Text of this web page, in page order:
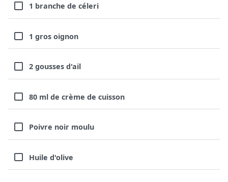
1 branche de céleri
1 gros oignon
2 gousses d'ail
80 ml de crème de cuisson
Poivre noir moulu
Huile d'olive